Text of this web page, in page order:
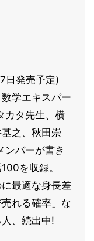
日発売予定)
学エキスパー
カタ先生、横
之、秋田崇
ンバーが書き
を収録。
に最適な身長差
れる確率」な
、続出中!